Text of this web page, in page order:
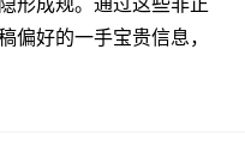
形成规。通过这些非正
偏好的一手宝贵信息，